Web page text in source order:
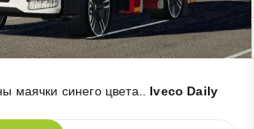
маячки синего цвета.. Iveco Daily